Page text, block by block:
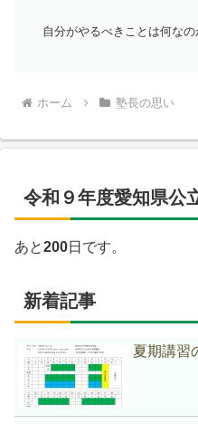
自分がやるべきことは何なの
ホーム 塾長の思い
令和９年度愛知県公
あと200日です。
新着記事
夏期講習